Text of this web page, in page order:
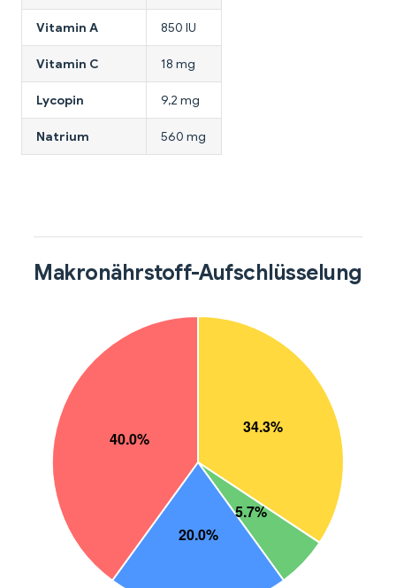
Vitamin A 850 IU
Vitamin C 18 mg
Lycopin 9,2 mg
Natrium 560 mg
Makronährstoff-Aufschlüsselung